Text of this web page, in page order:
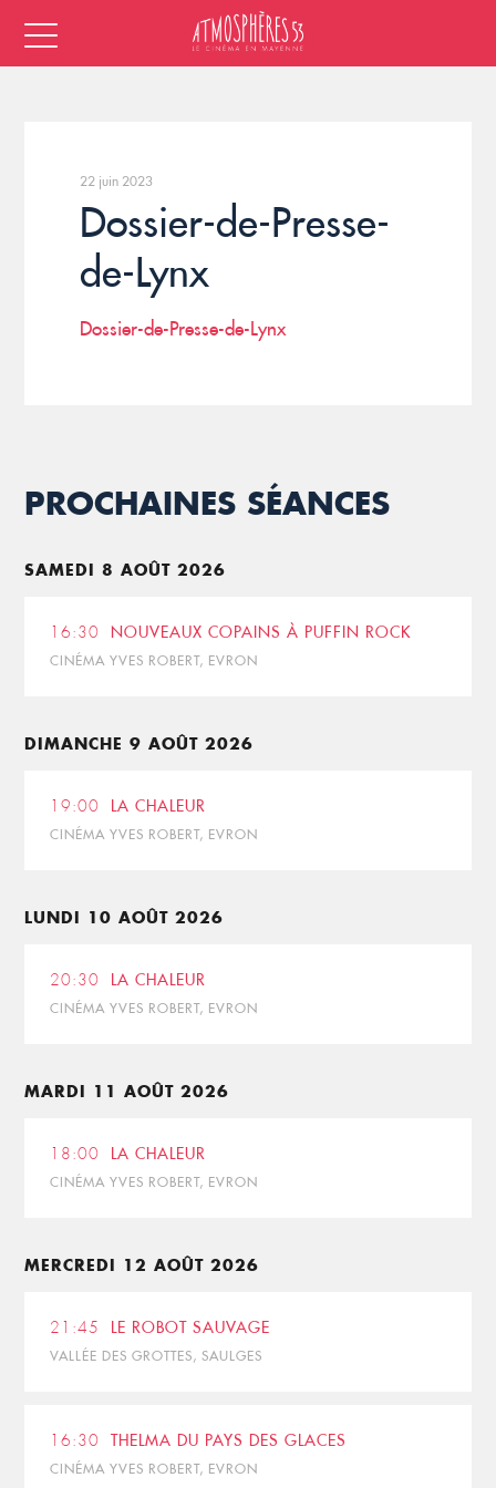
22 juin 2023
Dossier-de-Presse-
de-Lynx
Dossier-de-Presse-de-Lynx
PROCHAINES SÉANCES
SAMEDI 8 AOÛT 2026
16:30 NOUVEAUX COPAINS À PUFFIN ROCK
CINÉMA YVES ROBERT, EVRON
DIMANCHE 9 AOÛT 2026
19:00 LA CHALEUR
CINÉMA YVES ROBERT, EVRON
LUNDI 10 AOÛT 2026
20:30 LA CHALEUR
CINÉMA YVES ROBERT, EVRON
MARDI 11 AOÛT 2026
18:00 LA CHALEUR
CINÉMA YVES ROBERT, EVRON
MERCREDI 12 AOÛT 2026
21:45 LE ROBOT SAUVAGE
VALLÉE DES GROTTES, SAULGES
16:30 THELMA DU PAYS DES GLACES
CINÉMA YVES ROBERT, EVRON